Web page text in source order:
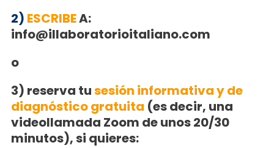
2) ESCRIBEA:
info@illaboratorioitaliano.com
o
3) reserva tusesión informativa y de
diagnóstico gratuita (es decir, una
videollamada Zoom de unos 20/30
minutos), si quieres: